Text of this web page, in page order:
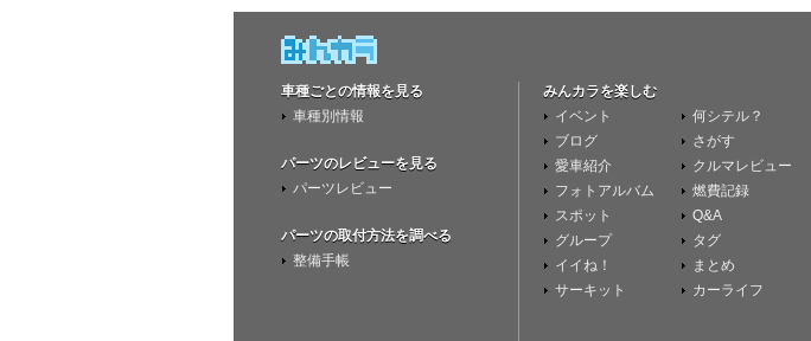
車種ごとの情報を見る
車種別情報
パーツのレビューを見る
パーツレビュー
パーツの取付方法を調べる
整備手帳
みんカラを楽しむ
イベント
ブログ
愛車紹介
フォトアルバム
スポット
グループ
イイね！
サーキット
何シテル？
さがす
クルマレビュー
燃費記録
Q&A
タグ
まとめ
カーライフ